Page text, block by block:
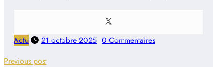
Actu 21 octobre 2025 0 Commentaires
Previous post